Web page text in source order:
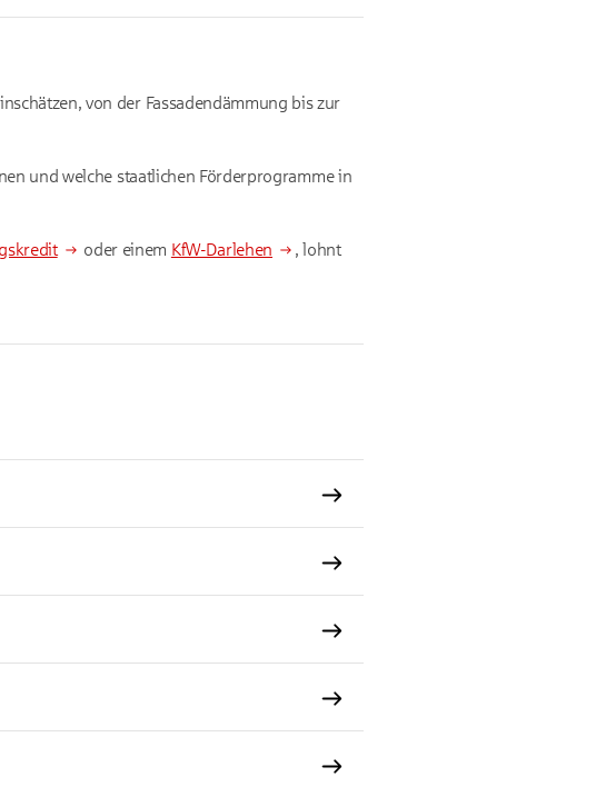
von der Fassadendämmung bis zur
und welche staatlichen Förderprogramme in
oder einem KfW-Darlehen
, lohnt